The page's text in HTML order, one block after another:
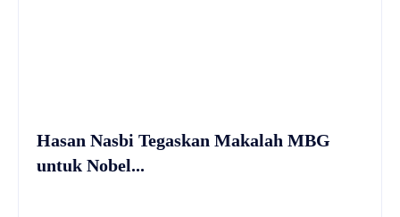
Hasan Nasbi Tegaskan Makalah MBG
untuk Nobel...